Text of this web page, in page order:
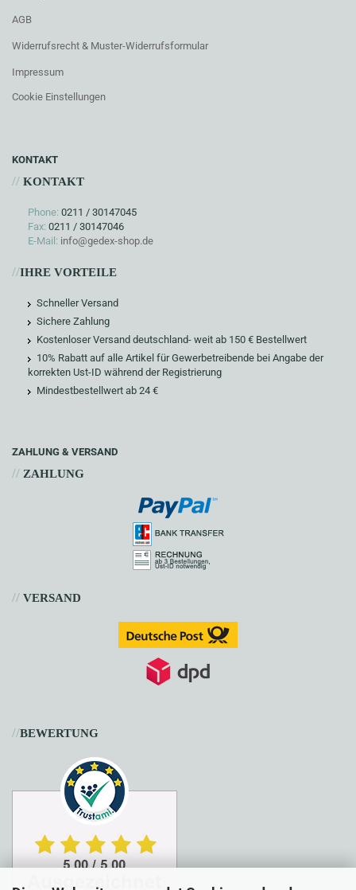
AGB
Widerrufsrecht & Muster-Widerrufsformular
Impressum
Cookie Einstellungen
KONTAKT
// KONTAKT
Phone: 0211 / 30147045
Fax: 0211 / 30147046
E-Mail: info@gedex-shop.de
//IHRE VORTEILE
Schneller Versand
Sichere Zahlung
Kostenloser Versand deutschland- weit ab 150 € Bestellwert
10% Rabatt auf alle Artikel für Gewerbetreibende bei Angabe der
korrekten Ust-ID während der Registrierung
Mindestbestellwert ab 24 €
ZAHLUNG & VERSAND
// ZAHLUNG
// VERSAND
//BEWERTUNG